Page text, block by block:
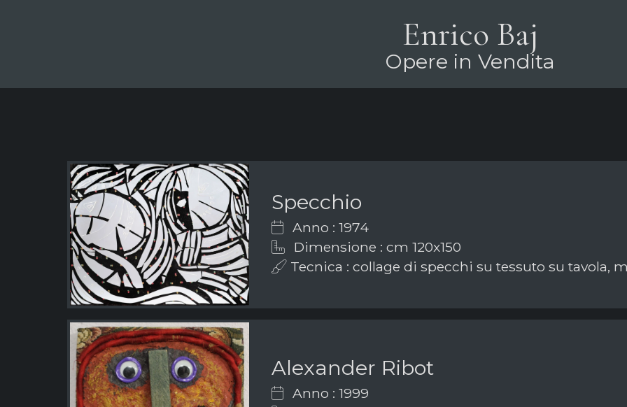
Enrico Baj
Opere in Vendita
Specchio
Anno : 1974
Dimensione : cm 120x150
Tecnica : collage di specchi su tessuto su tavola,
Alexander Ribot
Anno : 1999